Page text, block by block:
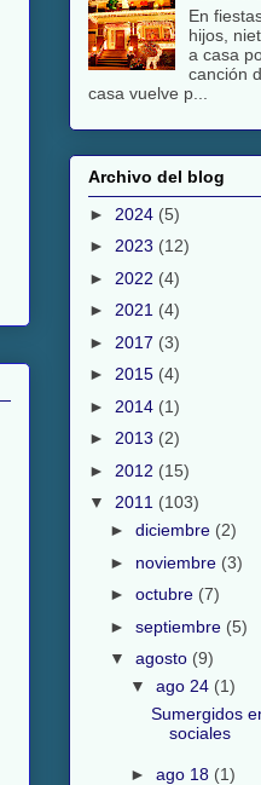
En
hijos,
a casa
canción
casa vuelve p...
Archivo del blog
► 2024 (5)
► 2023 (12)
► 2022 (4)
► 2021 (4)
► 2017 (3)
► 2015 (4)
► 2014 (1)
► 2013 (2)
► 2012 (15)
▼ 2011 (103)
► diciembre (2)
► noviembre (3)
► octubre (7)
► septiembre (5)
▼ agosto (9)
▼ ago 24 (1)
Sumergidos
sociales
► ago 18 (1)